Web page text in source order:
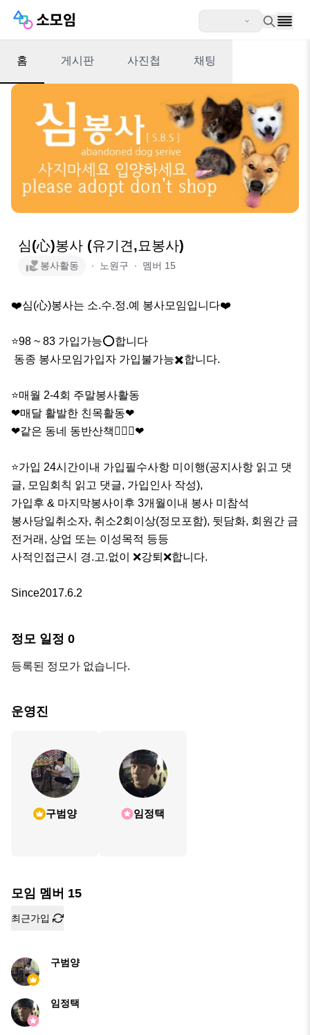
홈 게시판 사진첩 채팅
심(心)봉사 (유기견,묘봉사)
봉사활동 ∙ 노원구 ∙ 멤버 15
❤️심(心)봉사는 소.수.정.예 봉사모임입니다❤️
⭐️98 ~ 83 가입가능⭕️합니다
⭐️매월 2-4회 주말봉사활동
❤매달 활발한 친목활동❤
❤같은 동네 동반산책🐕‍🦺🦮❤
⭐️가입 24시간이내 가입필수사항 미이행(공지사항 읽고 댓
글, 모임회칙 읽고 댓글, 가입인사 작성),
가입후 & 마지막봉사이후 3개월이내 봉사 미참석
봉사당일취소자, 취소2회이상(정모포함), 뒷담화, 회원간 금
전거래, 상업 또는 이성목적 등등
사적인접근시 경.고.없이 ❌강퇴❌합니다.
Since2017.6.2
정모 일정 0
등록된 정모가 없습니다.
운영진
구범양 임정택
모임 멤버 15
최근가입
구범양
임정택